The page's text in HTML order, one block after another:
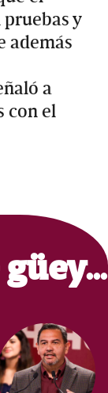
y
además
a
con el
güey…